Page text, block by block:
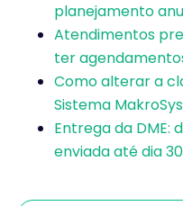
planejamento
Atendimentos
ter
Como alterar a
Sistema
Entrega da DME:
enviada até dia